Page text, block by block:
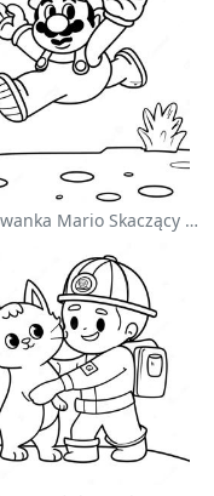
Kolorowanka Mario Skaczący Nad Goombami